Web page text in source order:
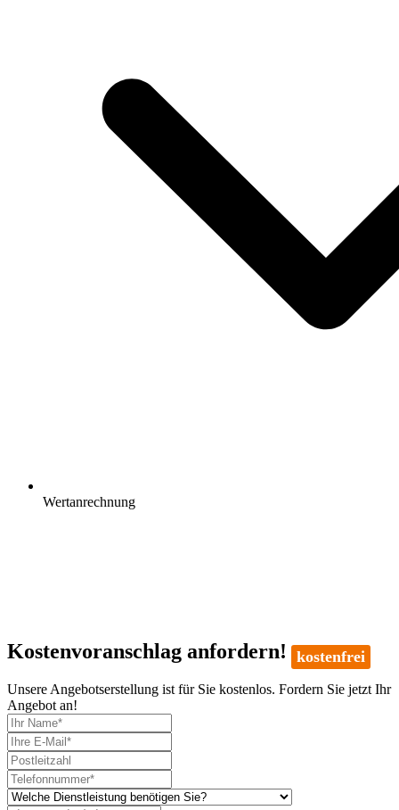
Wertanrechnung
Kostenvoranschlag anfordern! kostenfrei
Unsere Angebotserstellung ist für Sie kostenlos. Fordern Sie jetzt Ihr
Angebot an!